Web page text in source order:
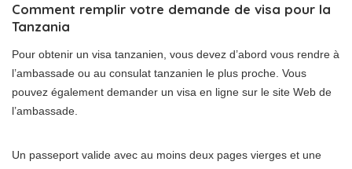
Comment remplir votre demande de visa pour la
Tanzania
Pour obtenir un visa tanzanien, vous devez d’abord vous rendre à
l’ambassade ou au consulat tanzanien le plus proche. Vous
pouvez également demander un visa en ligne sur le site Web de
l’ambassade.
Un passeport valide avec au moins deux pages vierges et une